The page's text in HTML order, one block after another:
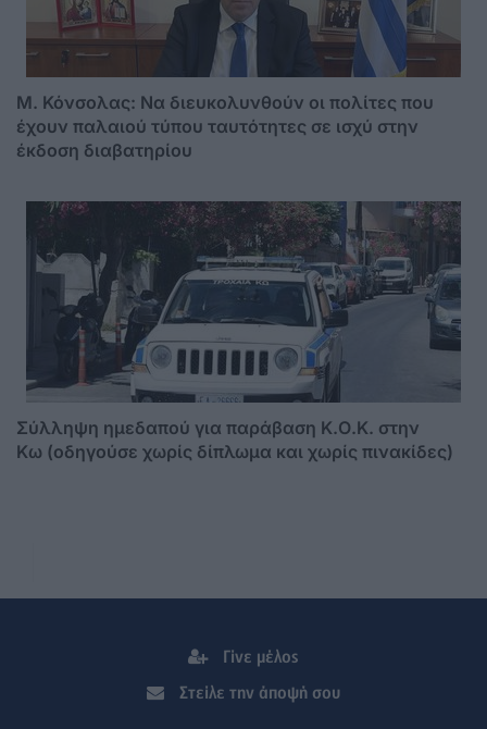
Μ. Κόνσολας: Να διευκολυνθούν οι πολίτες που
έχουν παλαιού τύπου ταυτότητες σε ισχύ στην
έκδοση διαβατηρίου
Σύλληψη ημεδαπού για παράβαση Κ.Ο.Κ. στην
Κω (οδηγούσε χωρίς δίπλωμα και χωρίς πινακίδες)
Γίνε μέλος
Στείλε την άποψή σου